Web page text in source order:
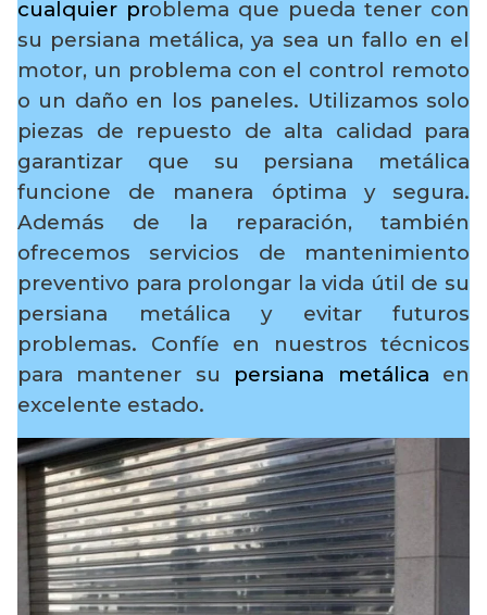
cualquier problema que pueda tener con
su persiana metálica, ya sea un fallo en el
motor, un problema con el control remoto
o un daño en los paneles. Utilizamos solo
piezas de repuesto de alta calidad para
garantizar que su persiana metálica
funcione de manera óptima y segura.
Además de la reparación, también
ofrecemos servicios de mantenimiento
preventivo para prolongar la vida útil de su
persiana metálica y evitar futuros
problemas. Confíe en nuestros técnicos
para mantener su persiana metálica en
excelente estado.